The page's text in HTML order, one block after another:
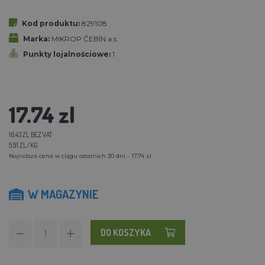
Kod produktu: 829108
Marka: MIKROP ČEBÍN a.s.
Punkty lojalnościowe: 1
17.74 zl
16.43 ZL BEZ VAT
5.91 ZL/KG
Najniższa cena w ciągu ostatnich 30 dni - 17.74 zl
W MAGAZYNIE
DO KOSZYKA